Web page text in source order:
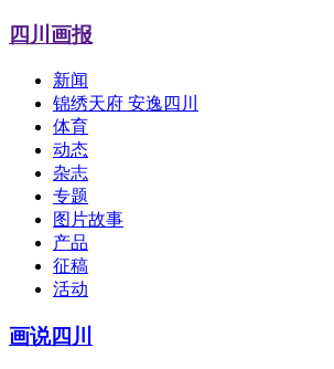
四川画报
新闻
锦绣天府 安逸四川
体育
动态
杂志
专题
图片故事
产品
征稿
活动
画说四川